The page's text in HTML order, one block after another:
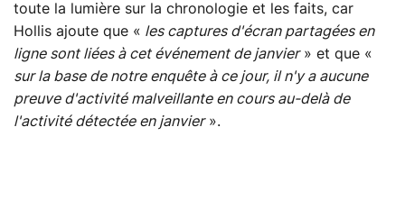
toute la lumière sur la chronologie et les faits, car
Hollis ajoute que « les captures d'écran partagées en
ligne sont liées à cet événement de janvier» et que «
sur la base de notre enquête à ce jour, il n'y a aucune
preuve d'activité malveillante en cours au-delà de
l'activité détectée en janvier».